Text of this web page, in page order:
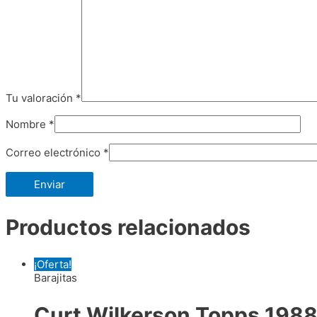
Tu valoración *
Nombre *
Correo electrónico *
Productos relacionados
¡Oferta!
Barajitas